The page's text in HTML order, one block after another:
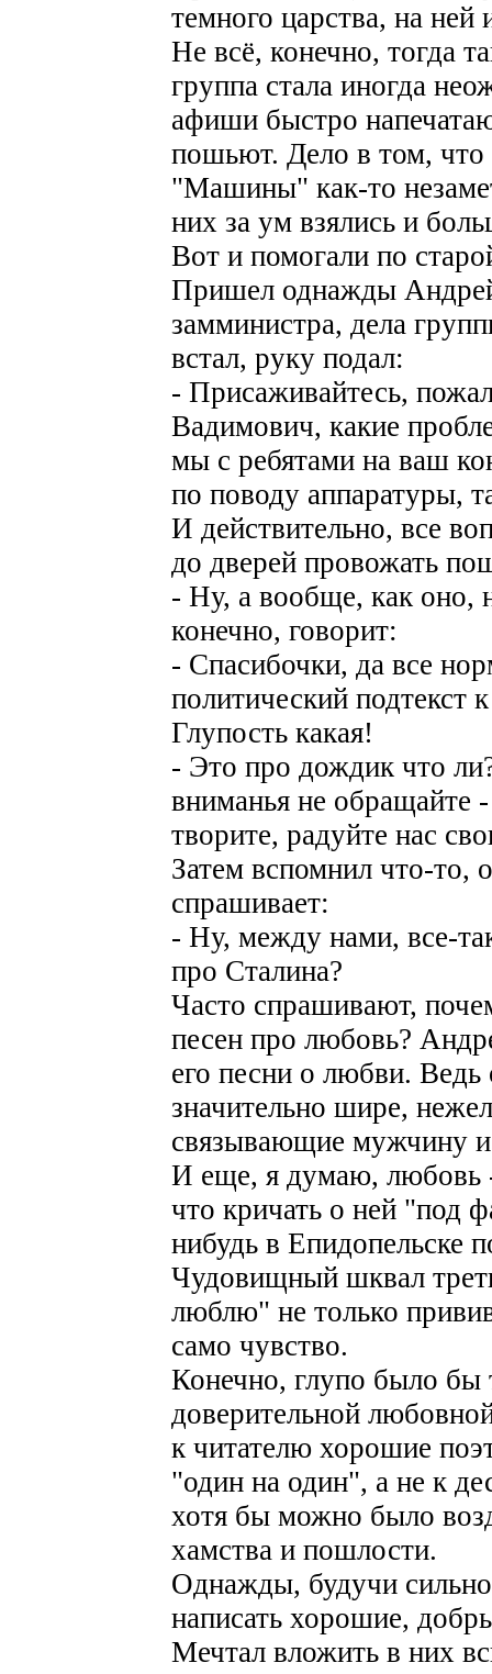
темного царства, на ней
Не всё, конечно, тогда
группа стала иногда
афиши быстро
пошьют. Дело в том,
"Машины" как-то
них за ум взялись и
Вот и помогали по
Пришел однажды
замминистра, дела
встал, руку подал:
- Присаживайтесь,
Вадимович, какие
мы с ребятами на ваш
по поводу аппаратуры,
И действительно, все
до дверей провожать
- Ну, а вообще, как оно,
конечно, говорит:
- Спасибочки, да все
политический подтекст
Глупость какая!
- Это про дождик что
вниманья не обращайте
творите, радуйте нас
Затем вспомнил что-то,
спрашивает:
- Ну, между нами, все-
про Сталина?
Часто спрашивают,
песен про любовь?
его песни о любви. Ведь
значительно шире,
связывающие мужчину
И еще, я думаю, любовь
что кричать о ней "под
нибудь в Епидопельске
Чудовищный шквал
люблю" не только
само чувство.
Конечно, глупо было бы
доверительной
к читателю хорошие
"один на один", а не к
хотя бы можно было
хамства и пошлости.
Однажды, будучи
написать хорошие,
Мечтал вложить в них